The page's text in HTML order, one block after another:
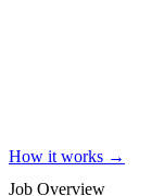
How it works →
Job Overview